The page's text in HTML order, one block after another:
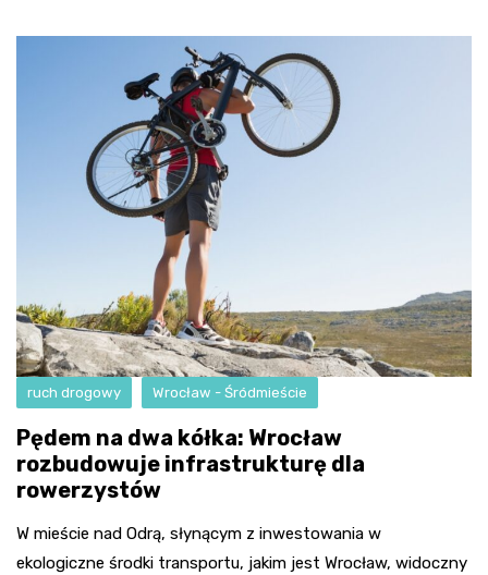
ruch drogowy Wrocław - Śródmieście
Pędem na dwa kółka: Wrocław
rozbudowuje infrastrukturę dla
rowerzystów
W mieście nad Odrą, słynącym z inwestowania w
ekologiczne środki transportu, jakim jest Wrocław, widoczny